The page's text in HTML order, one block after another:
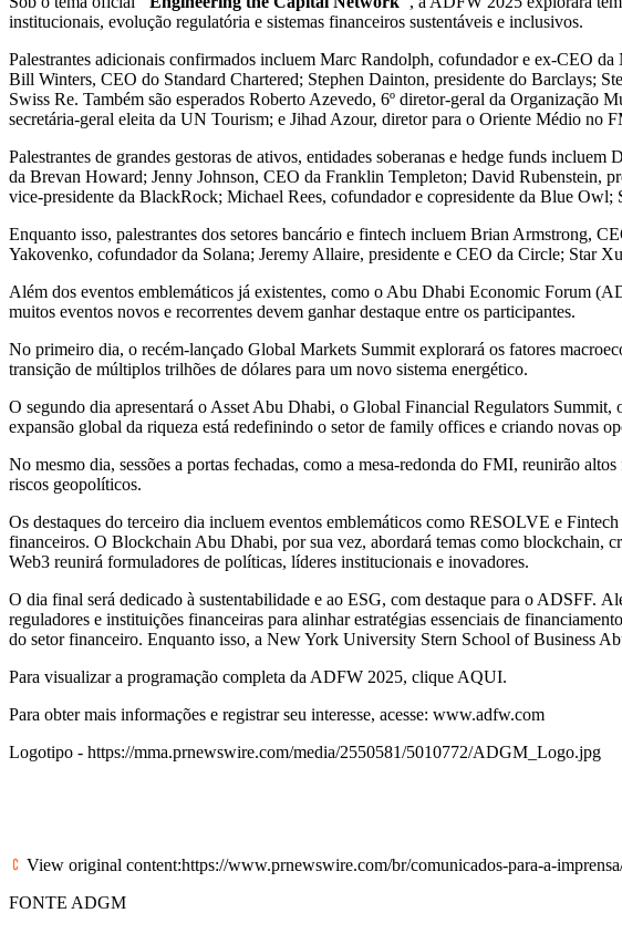
institucionais, evolução regulatória e sistemas financeiros sustentáveis e inclusivos.
Palestrantes adicionais confirmados incluem Marc Randolph, cofundador e ex-CEO da
Bill Winters, CEO do Standard Chartered; Stephen Dainton, presidente do Barclays;
Swiss Re. Também são esperados Roberto Azevedo, 6º diretor-geral da Organização
secretária-geral eleita da UN Tourism; e Jihad Azour, diretor para o Oriente Médio no
Palestrantes de grandes gestoras de ativos, entidades soberanas e hedge funds incluem
da Brevan Howard; Jenny Johnson, CEO da Franklin Templeton; David Rubenstein,
vice-presidente da BlackRock; Michael Rees, cofundador e copresidente da Blue Owl;
Enquanto isso, palestrantes dos setores bancário e fintech incluem Brian Armstrong,
Yakovenko, cofundador da Solana; Jeremy Allaire, presidente e CEO da Circle; Star Xu
Além dos eventos emblemáticos já existentes, como o Abu Dhabi Economic Forum
muitos eventos novos e recorrentes devem ganhar destaque entre os participantes.
No primeiro dia, o recém-lançado Global Markets Summit explorará os fatores
transição de múltiplos trilhões de dólares para um novo sistema energético.
O segundo dia apresentará o Asset Abu Dhabi, o Global Financial Regulators
expansão global da riqueza está redefinindo o setor de family offices e criando novas
No mesmo dia, sessões a portas fechadas, como a mesa-redonda do FMI, reunirão
riscos geopolíticos.
Os destaques do terceiro dia incluem eventos emblemáticos como RESOLVE e
financeiros. O Blockchain Abu Dhabi, por sua vez, abordará temas como blockchain,
Web3 reunirá formuladores de políticas, líderes institucionais e inovadores.
O dia final será dedicado à sustentabilidade e ao ESG, com destaque para o ADSFF.
reguladores e instituições financeiras para alinhar estratégias essenciais de
do setor financeiro. Enquanto isso, a New York University Stern School of Business
Para visualizar a programação completa da ADFW 2025, clique AQUI.
Para obter mais informações e registrar seu interesse, acesse: www.adfw.com
Logotipo - https://mma.prnewswire.com/media/2550581/5010772/ADGM_Logo.jpg
View original content:https://www.prnewswire.com/br/comunicados-para-a-
FONTE ADGM